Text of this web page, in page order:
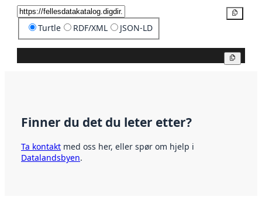
Turtle RDF/XML JSON-LD
Finner du det du leter etter?
Ta kontakt med oss her, eller spør om hjelp i
Datalandsbyen.